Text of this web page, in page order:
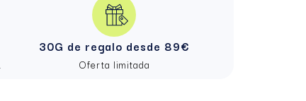
gustativa muy agradable.
30G de regalo desde 89€
Oferta limitada